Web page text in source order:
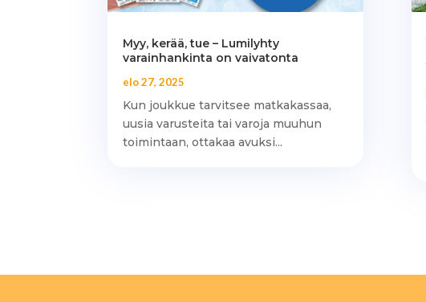
Myy, kerää, tue – Lumilyhty
varainhankinta on vaivatonta
elo 27, 2025
Kun joukkue tarvitsee matkakassaa,
uusia varusteita tai varoja muuhun
toimintaan, ottakaa avuksi...